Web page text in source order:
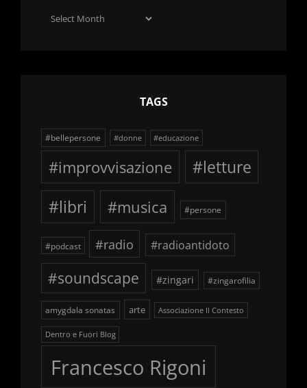
Archivio
TAGS
#bellepersone #donne #educazione
#improvvisazione
#letture
#libri
#musica #persone
#podcast #radio #radioantidoto
#soundscape #zingari #zingarofilia
amygdala sonatas arte Associazione Il Contesto
Dentro e Fuori Blog
Francesco Rigoni